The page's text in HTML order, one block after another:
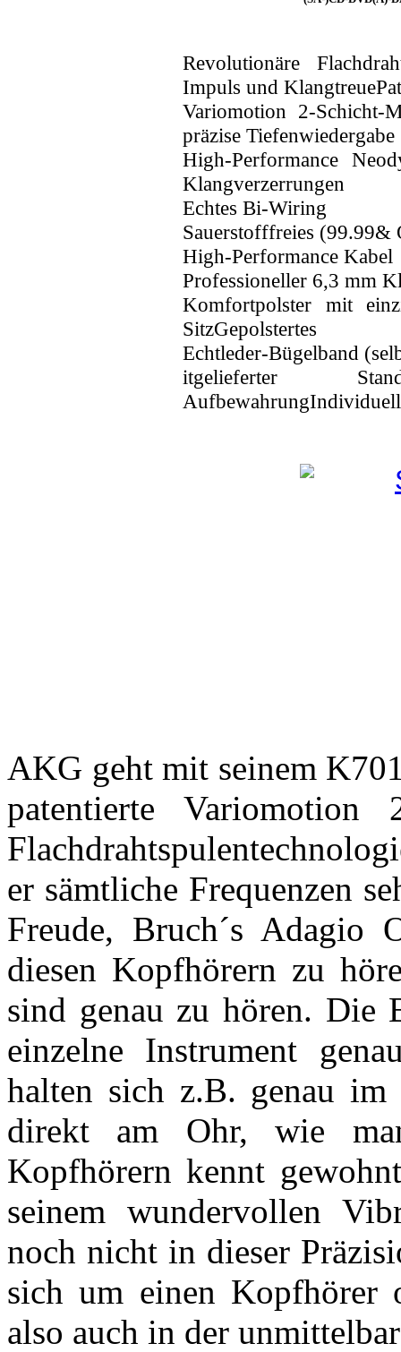
Revolutionäre
Impuls und
Variomotion 2-Schicht-
präzise Tiefenwiedergabe
High-Performance
Klangverzerrungen
Echtes Bi-Wiring
Sauerstofffreies (99.99&
High-Performance Kabel
Professioneller 6,3 mm
Komfortpolster mit
SitzGepolstertes
Echtleder-Bügelband
itgelieferter
AKG geht mit seinem
patentierte Variomotion
er sämtliche Frequenzen
Freude, Bruch´s
diesen Kopfhörern zu
sind genau zu hören. Die
einzelne Instrument
halten sich z.B. genau
direkt am Ohr, wie
Kopfhörern kennt
seinem wundervollen
noch nicht in dieser
sich um einen Kopfhörer
also auch in der